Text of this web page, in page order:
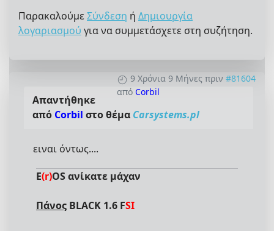
Παρακαλούμε Σύνδεση ή Δημιουργία
λογαριασμού για να συμμετάσχετε στη συζήτηση.
9 Χρόνια 9 Μήνες πριν #81604
από Corbil
Απαντήθηκε
από Corbil στο θέμα Carsystems.pl
ειναι όντως....
E(r)OS ανίκατε μάχαν
Πάνος BLACK 1.6 FSI